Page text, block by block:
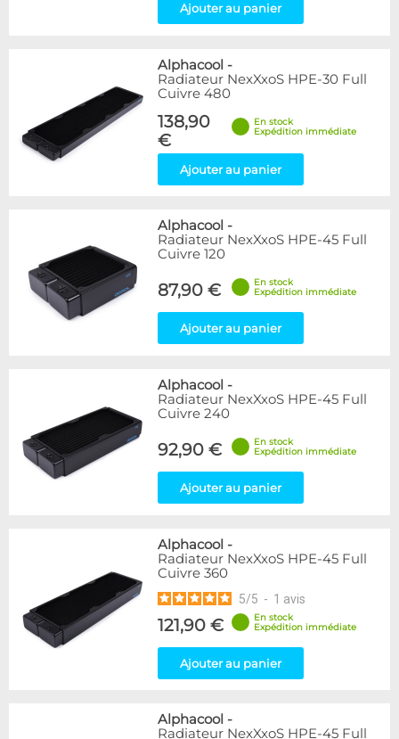
Ajouter au panier
Alphacool -
Radiateur NexXxoS HPE-30 Full
Cuivre 480
138,90
€
En stock
Expédition immédiate
Ajouter au panier
Alphacool -
Radiateur NexXxoS HPE-45 Full
Cuivre 120
87,90 €
En stock
Expédition immédiate
Ajouter au panier
Alphacool -
Radiateur NexXxoS HPE-45 Full
Cuivre 240
92,90 €
En stock
Expédition immédiate
Ajouter au panier
Alphacool -
Radiateur NexXxoS HPE-45 Full
Cuivre 360
5/5 - 1 avis
121,90 €
En stock
Expédition immédiate
Ajouter au panier
Alphacool -
Radiateur NexXxoS HPE-45 Full